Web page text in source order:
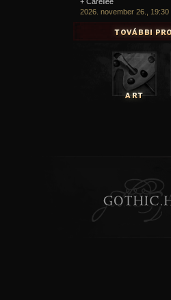
2026. november 26., 19:30